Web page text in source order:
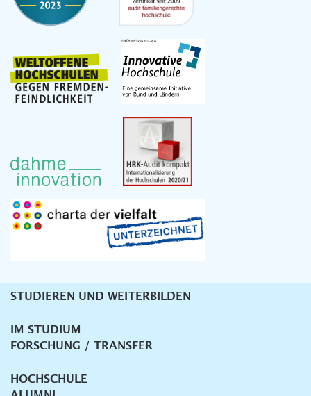
Unternavigation
STUDIEREN UND WEITERBILDEN
IM STUDIUM
FORSCHUNG / TRANSFER
HOCHSCHULE